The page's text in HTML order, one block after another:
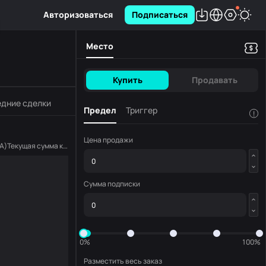
Авторизоваться Подписаться
сделки
) Текущая сумма копирования (LUNA)
Место
Купить Продавать
Предел Триггер !
Цена продажи
Сумма подписки
0%
100%
Разместить весь заказ